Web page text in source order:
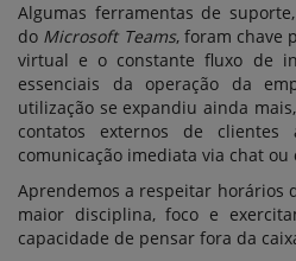
Algumas ferramentas de
do Microsoft Teams, foram chave
virtual e o constante fluxo de
essenciais da operação da
utilização se expandiu ainda
contatos externos de
comunicação imediata via chat
Aprendemos a respeitar horários
maior disciplina, foco e
capacidade de pensar fora da